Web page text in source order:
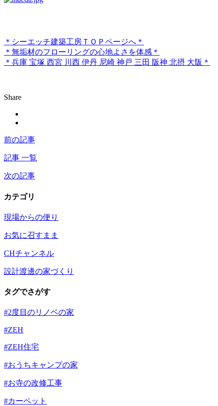
＊シーエッチ建築工房ＴＯＰページへ＊
＊無垢材のフローリングの心地よさを体感＊
＊兵庫 宝塚 西宮 川西 伊丹 尼崎 神戸 三田 阪神 北摂 大阪＊
Share
前の記事
記事 一覧
次の記事
カテゴリ
現場からの便り
お気に召すまま
CHチャンネル
設計渡邊の家づくり
タグでさがす
#2度目のリノベの家
#ZEH
#ZEH住宅
#おうちキャンプの家
#お寺の改修工事
#カーペット